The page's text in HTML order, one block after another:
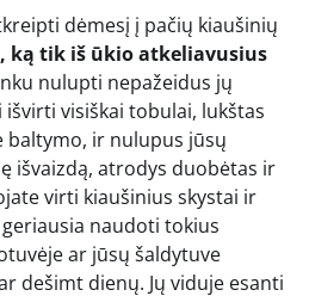
dėmesį į pačių kiaušinių
ką tik iš ūkio atkeliavusius
nulupti nepažeidus jų
visiškai tobulai, lukštas
ir nulupus jūsų
išvaizdą, atrodys duobėtas ir
virti kiaušinius skystai ir
naudoti tokius
ar jūsų šaldytuve
dešimt dienų. Jų viduje esanti